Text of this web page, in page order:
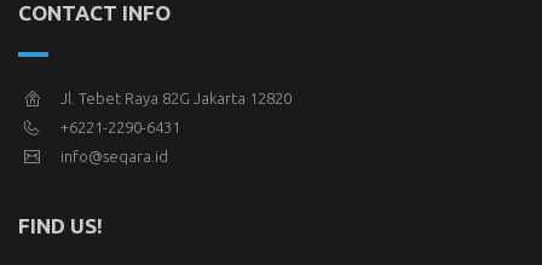
CONTACT INFO
Jl. Tebet Raya 82G Jakarta 12820
+6221-2290-6431
info@seqara.id
FIND US!